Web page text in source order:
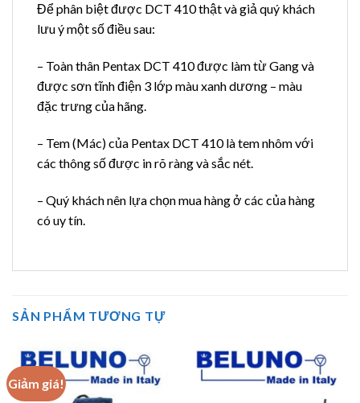
Để phân biệt được DCT 410 thật và giả quý khách
lưu ý một số điều sau:
– Toàn thân Pentax DCT 410 được làm từ Gang và
được sơn tĩnh điện 3 lớp màu xanh dương – màu
đặc trưng của hãng.
– Tem (Mác) của Pentax DCT 410 là tem nhôm với
các thông số được in rõ ràng và sắc nét.
– Quý khách nên lựa chọn mua hàng ở các của hàng
có uy tín.
SẢN PHẨM TƯƠNG TỰ
Giảm giá!